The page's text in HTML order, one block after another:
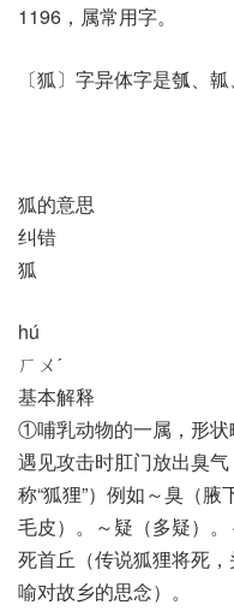
1196，属常用字。
〔狐〕字异体字是瓠、瓡
狐的意思
纠错
狐
hú
ㄏㄨˊ
基本解释
①哺乳动物的一属，形状
遇见攻击时肛门放出臭
称“狐狸”）例如～臭（
毛皮）。～疑（多疑）
死首丘（传说狐狸将死
喻对故乡的思念）。